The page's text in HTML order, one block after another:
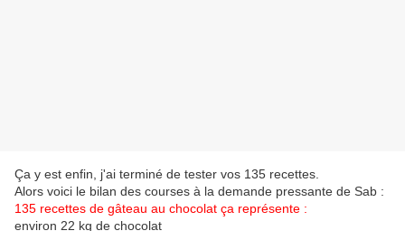
Ça y est enfin, j'ai terminé de tester vos 135 recettes.
Alors voici le bilan des courses à la demande pressante de Sab :
135 recettes de gâteau au chocolat ça représente :
environ 22 kg de chocolat